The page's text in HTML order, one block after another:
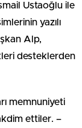
Ustaoğlu ile
yazılı
Alp,
desteklerden
memnuniyeti
ettiler. –